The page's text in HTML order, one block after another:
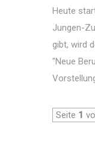
Heute
Jungen-
gibt, wird
"Neue
Seite 1